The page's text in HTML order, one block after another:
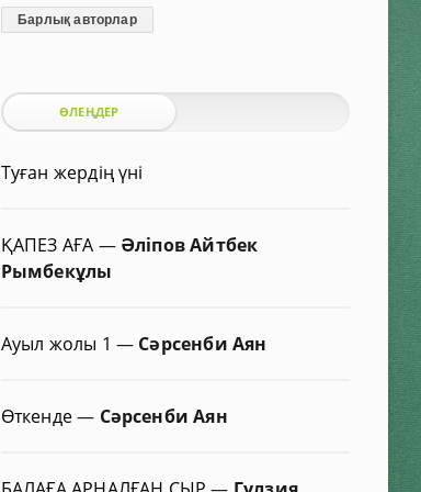
Барлық авторлар
ӨЛЕҢДЕР
Туған жердің үні
ҚАПЕЗ АҒА — Әліпов Айтбек
Рымбекұлы
Ауыл жолы 1 — Сәрсенби Аян
Өткенде— Сәрсенби Аян